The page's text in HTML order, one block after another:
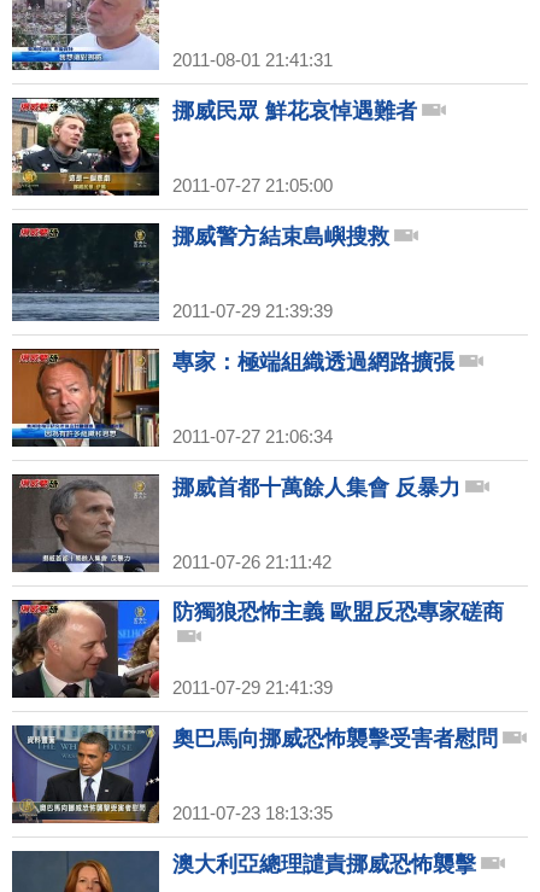
2011-08-01 21:41:31
挪威民眾 鮮花哀悼遇難者
2011-07-27 21:05:00
挪威警方結束島嶼搜救
2011-07-29 21:39:39
專家：極端組織透過網路擴張
2011-07-27 21:06:34
挪威首都十萬餘人集會 反暴力
2011-07-26 21:11:42
防獨狼恐怖主義 歐盟反恐專家磋商
2011-07-29 21:41:39
奧巴馬向挪威恐怖襲擊受害者慰問
2011-07-23 18:13:35
澳大利亞總理譴責挪威恐怖襲擊